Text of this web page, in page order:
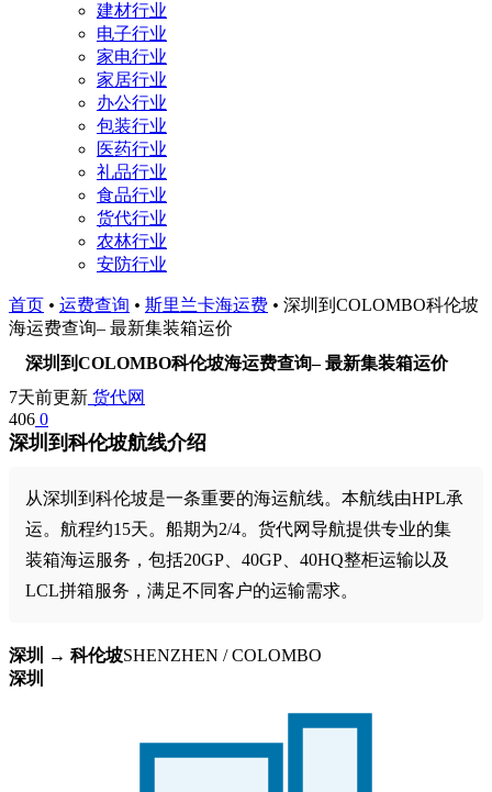
建材行业
电子行业
家电行业
家居行业
办公行业
包装行业
医药行业
礼品行业
食品行业
货代行业
农林行业
安防行业
首页 • 运费查询 • 斯里兰卡海运费 • 深圳到COLOMBO科伦坡
海运费查询– 最新集装箱运价
深圳到COLOMBO科伦坡海运费查询– 最新集装箱运价
7天前更新 货代网
406 0
深圳到科伦坡航线介绍
从深圳到科伦坡是一条重要的海运航线。本航线由HPL承
运。航程约15天。船期为2/4。货代网导航提供专业的集
装箱海运服务，包括20GP、40GP、40HQ整柜运输以及
LCL拼箱服务，满足不同客户的运输需求。
深圳 → 科伦坡SHENZHEN / COLOMBO
深圳